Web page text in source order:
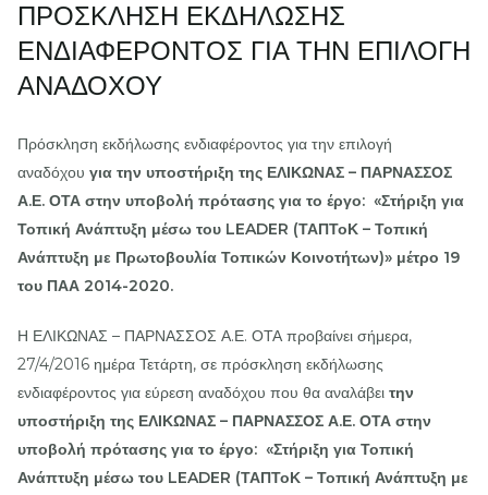
ΠΡΟΣΚΛΗΣΗ ΕΚΔΗΛΩΣΗΣ
ΕΝΔΙΑΦΕΡΟΝΤΟΣ ΓΙΑ ΤΗΝ ΕΠΙΛΟΓΗ
ΑΝΑΔΟΧΟΥ
Πρόσκληση εκδήλωσης ενδιαφέροντος για την επιλογή
αναδόχου για την υποστήριξη της ΕΛΙΚΩΝΑΣ – ΠΑΡΝΑΣΣΟΣ
Α.Ε. ΟΤΑ στην υποβολή πρότασης για το έργο: «Στήριξη για
Τοπική Ανάπτυξη μέσω του LEADER (ΤΑΠΤοΚ – Τοπική
Ανάπτυξη με Πρωτοβουλία Τοπικών Κοινοτήτων)» μέτρο 19
του ΠΑΑ 2014-2020.
Η ΕΛΙΚΩΝΑΣ – ΠΑΡΝΑΣΣΟΣ Α.Ε. ΟΤΑ προβαίνει σήμερα,
27/4/2016 ημέρα Τετάρτη, σε πρόσκληση εκδήλωσης
ενδιαφέροντος για εύρεση αναδόχου που θα αναλάβειτην
υποστήριξη της ΕΛΙΚΩΝΑΣ – ΠΑΡΝΑΣΣΟΣ Α.Ε. ΟΤΑ στην
υποβολή πρότασης για το έργο: «Στήριξη για Τοπική
Ανάπτυξη μέσω του LEADER (ΤΑΠΤοΚ – Τοπική Ανάπτυξη με